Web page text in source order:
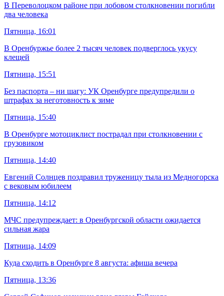
В Переволоцком районе при лобовом столкновении погибли
два человека
Пятница, 16:01
В Оренбуржье более 2 тысяч человек подверглось укусу
клещей
Пятница, 15:51
Без паспорта – ни шагу: УК Оренбурге предупредили о
штрафах за неготовность к зиме
Пятница, 15:40
В Оренбурге мотоциклист пострадал при столкновении с
грузовиком
Пятница, 14:40
Евгений Солнцев поздравил труженицу тыла из Медногорска
с вековым юбилеем
Пятница, 14:12
МЧС предупреждает: в Оренбургской области ожидается
сильная жара
Пятница, 14:09
Куда сходить в Оренбурге 8 августа: афиша вечера
Пятница, 13:36